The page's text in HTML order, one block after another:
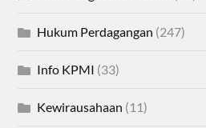
Hukum Perdagangan (247)
Info KPMI (33)
Kewirausahaan (11)